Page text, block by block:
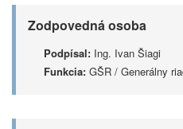
Zodpovedná osoba
Podpísal: Ing. Ivan Šiagi
Funkcia: GŠR / Generálny